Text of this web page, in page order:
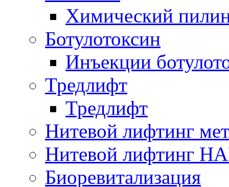
Химический
Ботулотоксин
Инъекции
Тредлифт
Тредлифт
Нитевой лифтинг
Нитевой лифтинг
Биоревитализация